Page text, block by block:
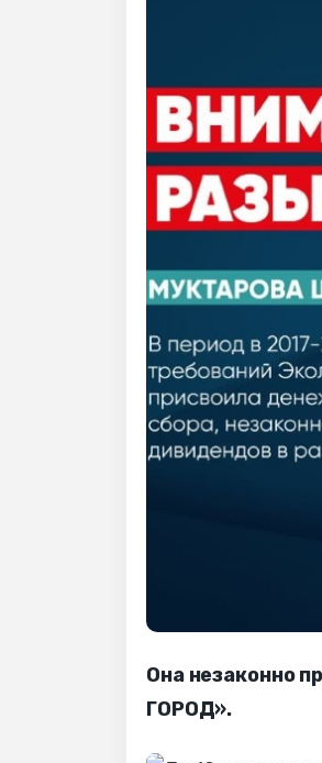
Она незаконно
ГОРОД».